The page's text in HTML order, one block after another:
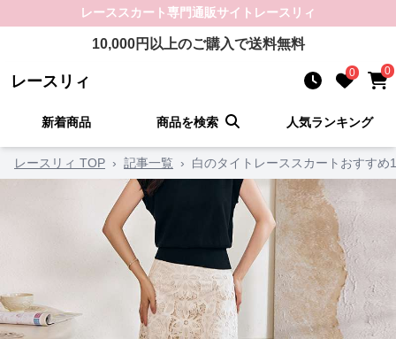
レーススカート専門通販サイト レースリィ
10,000円以上のご購入で送料無料
レースリィ 0 0
新着商品 商品を検索 人気ランキング
レースリィ TOP › 記事一覧 › 白のタイトレーススカートおすす